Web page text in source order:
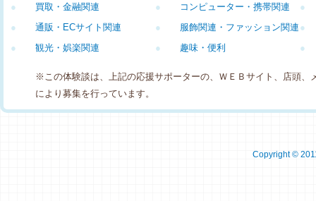
買取・金融関連
● コンピューター・携帯関連
●
●
通販・ECサイト関連
● 服飾関連・ファッション関連
●
●
観光・娯楽関連
● 趣味・便利
● ●
※この体験談は、上記の応援サポーターの、ＷＥＢサイト、店頭、
により募集を行っています。
Copyright ©